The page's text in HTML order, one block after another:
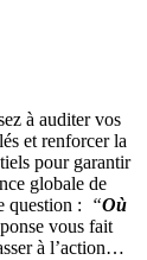
à auditer vos
et renforcer la
pour garantir
globale de
question :
“Où
vous fait
à l’action…